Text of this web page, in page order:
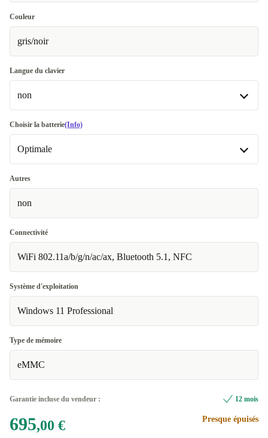
Couleur
gris/noir
Langue du clavier
non
non
International English (QWERTY) +24,00 €
Choisir la batterie(Info)
Optimale
Optimale
Disponible dans d'autres variantes
Neuve
Autres
non
Connectivité
WiFi 802.11a/b/g/n/ac/ax, Bluetooth 5.1, NFC
Système d'exploitation
Windows 11 Professional
Type de mémoire
eMMC
Garantie incluse du vendeur : 12 mois
695,00 € Presque épuisés